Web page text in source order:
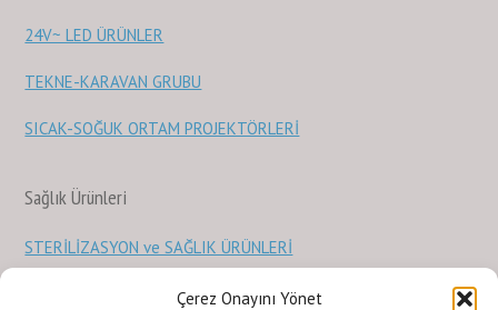
Çerez Onayını Yönet
24V~ LED ÜRÜNLER
TEKNE-KARAVAN GRUBU
SICAK-SOĞUK ORTAM PROJEKTÖRLERİ
Sağlık Ürünleri
STERİLİZASYON ve SAĞLIK ÜRÜNLERİ